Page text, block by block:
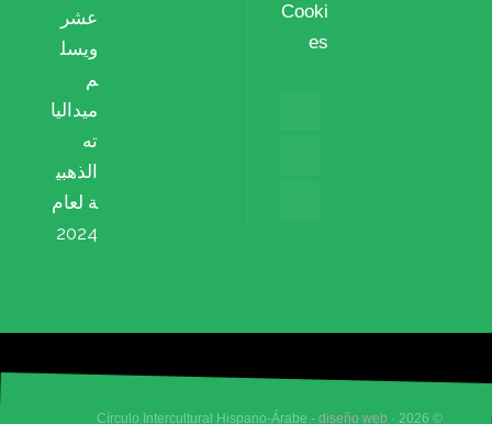
عشر
ويسل
م
ميداليا
ته
الذهبي
ة لعام
2024
Cooki
es
© 2026 · Círculo Intercultural Hispano-Árabe -
diseño web